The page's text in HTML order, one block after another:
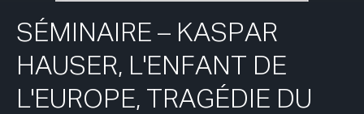
SÉMINAIRE – KASPAR
HAUSER, L'ENFANT DE
L'EUROPE, TRAGÉDIE DU